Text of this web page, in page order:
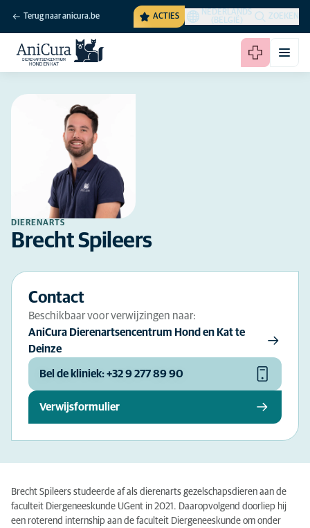
Terug naar anicura.be ACTIES
NEDERLANDS
(BELGIË)
ZOEKEN
DIERENARTS
Brecht Spileers
Contact
Beschikbaar voor verwijzingen naar:
AniCura Dierenartsencentrum Hond en Kat te
Deinze
Bel de kliniek: +32 9 277 89 90
Verwijsformulier
Brecht Spileers studeerde af als dierenarts gezelschapsdieren aan de
faculteit Diergeneeskunde UGent in 2021. Daaropvolgend doorliep hij
een roterend internship aan de faculteit Diergeneeskunde om onder